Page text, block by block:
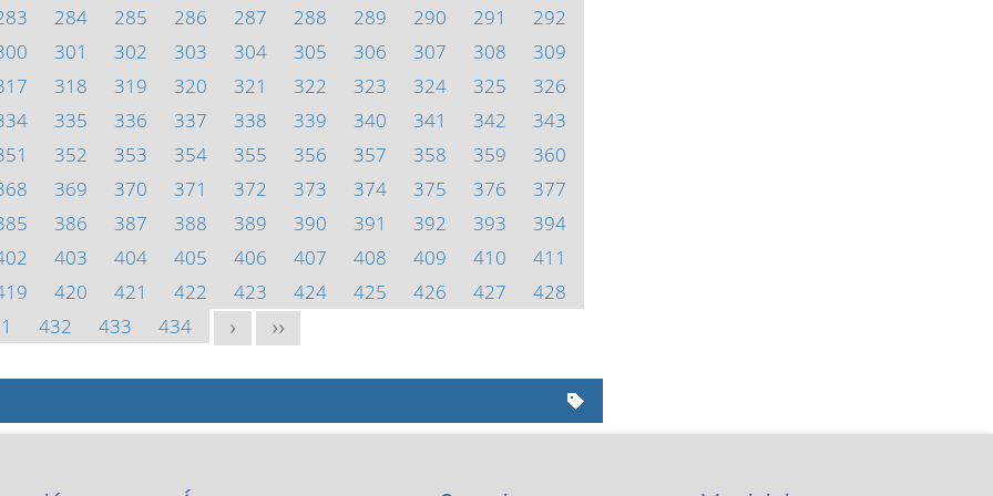
284 285 286 287 288 289 290 291
292
301 302 303 304 305 306 307 308
309
318 319 320 321 322 323 324 325
326
335 336 337 338 339 340 341 342
343
352 353 354 355 356 357 358 359
360
369 370 371 372 373 374 375 376
377
386 387 388 389 390 391 392 393
394
403 404 405 406 407 408 409 410
411
420 421 422 423 424 425 426 427
428
432 433 434 > >>